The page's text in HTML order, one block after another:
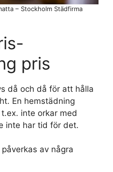
– Stockholm Städfirma
pris
då och då för att hålla
En hemstädning
inte orkar med
inte har tid för det.
av några